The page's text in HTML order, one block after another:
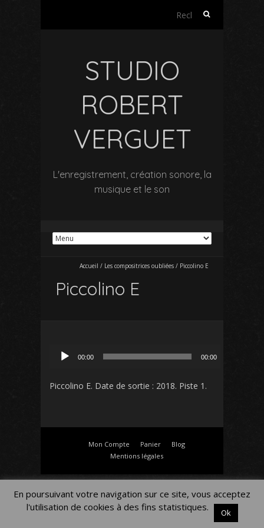
Rechercher :
STUDIO
ROBERT
VERGUET
L'enregistrement, création sonore, la
musique et le son
Accueil / Les compositrices oubliées / Piccolino E
Piccolino E
00:00 00:00
Piccolino E. Date de sortie : 2018. Piste 1.
Mon Compte Panier
Blog
Mentions légales
En poursuivant votre navigation sur ce site, vous acceptez
l'utilisation de cookies à des fins statistiques.
Ok